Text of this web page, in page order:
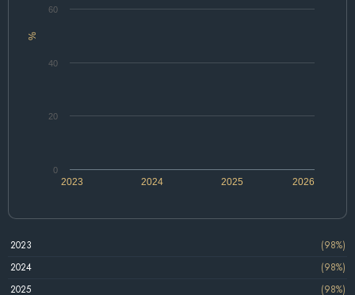
%
2024 2026
2023 2025
0
20
40
60
2023
(98%)
2024
(98%)
2025
(98%)